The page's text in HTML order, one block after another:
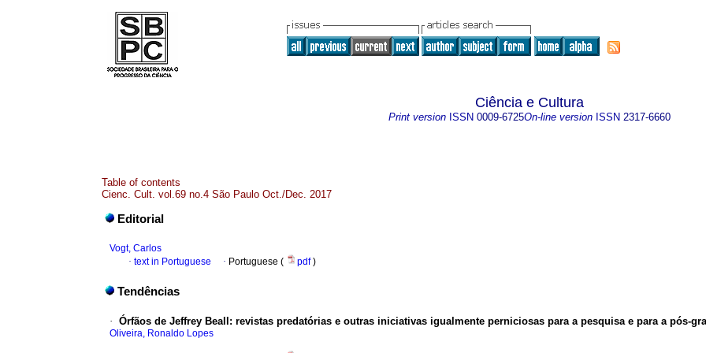
Ciência e Cultura
Print version ISSN 0009-6725On-line version ISSN 2317-6660
Table of contents
Cienc. Cult. vol.69 no.4 São Paulo Oct./Dec. 2017
Editorial
Vogt, Carlos
· text in Portuguese · Portuguese ( pdf)
Tendências
· Órfãos de Jeffrey Beall : revistas predatórias e outras iniciativas igualmente perniciosas para a pesquisa e para a pós-
Oliveira, Ronaldo Lopes